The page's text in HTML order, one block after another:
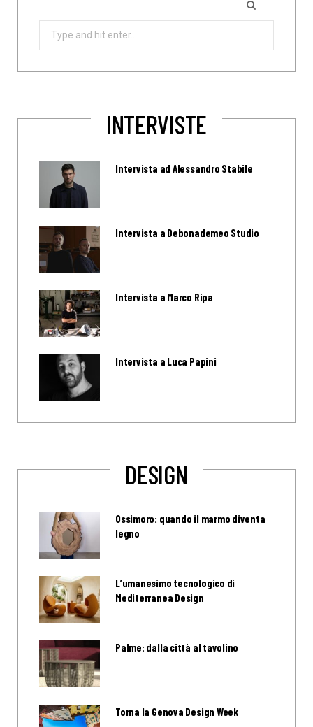
Search
INTERVISTE
Intervista ad Alessandro Stabile
Intervista a Debonademeo Studio
Intervista a Marco Ripa
Intervista a Luca Papini
DESIGN
Ossimoro: quando il marmo diventa
legno
L’umanesimo tecnologico di
Mediterranea Design
Palme: dalla città al tavolino
Torna la Genova Design Week